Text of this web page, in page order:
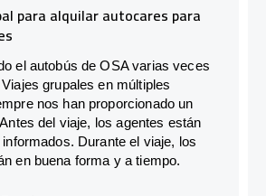
para alquilar autocares para
el autobús de OSA varias veces
grupales en múltiples
nos han proporcionado un
del viaje, los agentes están
Durante el viaje, los
en buena forma y a tiempo.